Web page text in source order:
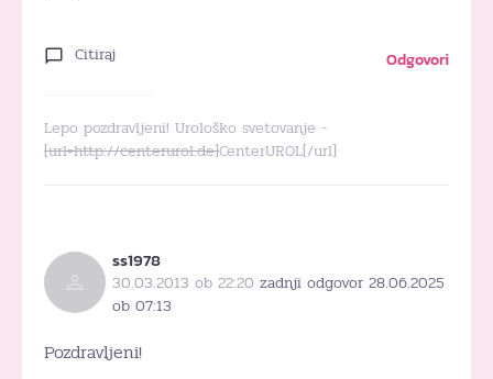
Citiraj Odgovori
Lepo pozdravljeni! Urološko svetovanje -
[url=http://centerurol.de]CenterUROL[/url]
ss1978
30.03.2013 ob 22:20 zadnji odgovor 28.06.2025
ob 07:13
Pozdravljeni!